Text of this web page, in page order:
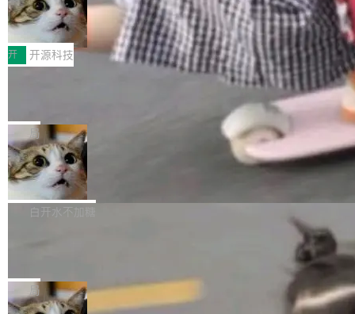
者部落知识"。 换个写法。Rust 的 enum，两个
变体：Switchable...
样。这是 Sandstorm.io 的重制版，我十年前的
那个创业公司。不同的是，这次它构建在 Cloudf
lare Workers 上——我花了九年时间搭建的平台
——并且深度集成了 AI。这基本上是我十年秘密
计思路很直接：每个对象是一个独立的 SQLite
数据库，按名称寻址，复制到你自己的 S3 兼容
存储库里。节点之间只通过这个存储库协调——
没有控制平面，没有共识协议。每个对象自带一
个小型数据库，应用天然按分片构建，单个数据
库的竞争和爆炸半径问题在设计层面就被消除
了。 闲置的 cell 会休眠到几乎不占资源。当 cel
l 迁移或唤醒时，新宿主从 S3 恢复 SQLite 数据
库继续执行。存储库是持久化的唯一真相...
鲁大师7月新机性能/流畅/AI榜：vivo夺
性能、流畅双第一，三星Galaxy Z系列
新折叠缺席
2026年7月的手机市场，由于存储等硬件成本暴
增，手机厂商的日子也不好过啊，新机速度明显
放缓，因此硝烟味淡了许多。新机参数规格除开
高价的三星折叠（三星Galaxy Z Fold8 Ultra / Z
Fold8 / Z Flip8）外，其余要么是中低端机器，
例如iQOO Z11i、REDMI Note 17、REDMI No
te 17 Pro、OPPO K15，要么是vivo X300 E这
样的次旗舰。 Galaxy Z Fold8 Ultra / Z Fold8 /
Z Flip8三款折叠屏新机均在7月22日发布，且全
部搭载骁龙8 Elite Gen5 for Galaxy，它们本该
开 开源科技
Zed 编辑器团队发布了新项目——DeltaDB，一
个在 git commit 之间记录每一次编辑操作的版
本控制系统。目前处于 Early Access 阶段。 De
ltaDB 的核心思路直接写在 landing page 最显
眼的位置：「Software is made between com
mits」——软件是在 commit 之间写出来的。git
是把这段空隙补上。 回退到任何一次编辑：Delt
aDB 捕获 commit 之间的每一次操作，...
局
SpaceXAI 单季资本开支达 183 亿美元
根据风险投资人Tomer Tunguz 博客（VC 分
析）披露的最新分析与第二季度业绩报告，Spac
微软同期总资本开支的四成。 与亚马逊、Alpha
bet、微软以及 Meta 等传统科技巨头相比，Spa
白开水不加糖
一个在终端里运行的编程 agent；Muse Spark
1.2，驱动这个 agent 的新模型。一句话概括：
局